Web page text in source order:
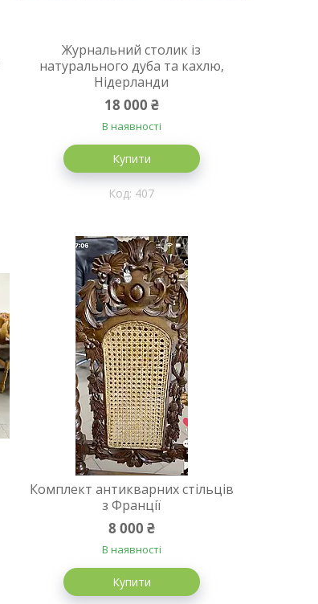
Журнальний столик із
натурального дуба та кахлю,
Нідерланди
18 000 ₴
В наявності
Купити
407
Комплект антикварних стільців
з Франції
8 000 ₴
В наявності
Купити